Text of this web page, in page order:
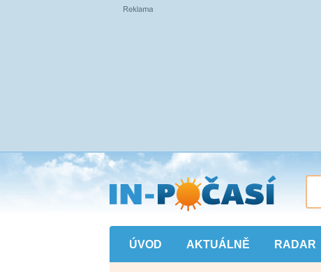
Přejít
na
hlavní
obsah
ÚVOD AKTUÁLNĚ RADAR